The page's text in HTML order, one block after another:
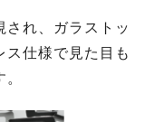
され、ガラストッ
ス仕様で見た目も